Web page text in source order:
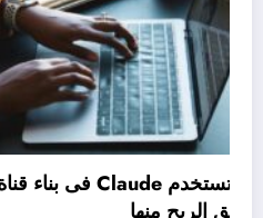
وتحقيق الربح منها